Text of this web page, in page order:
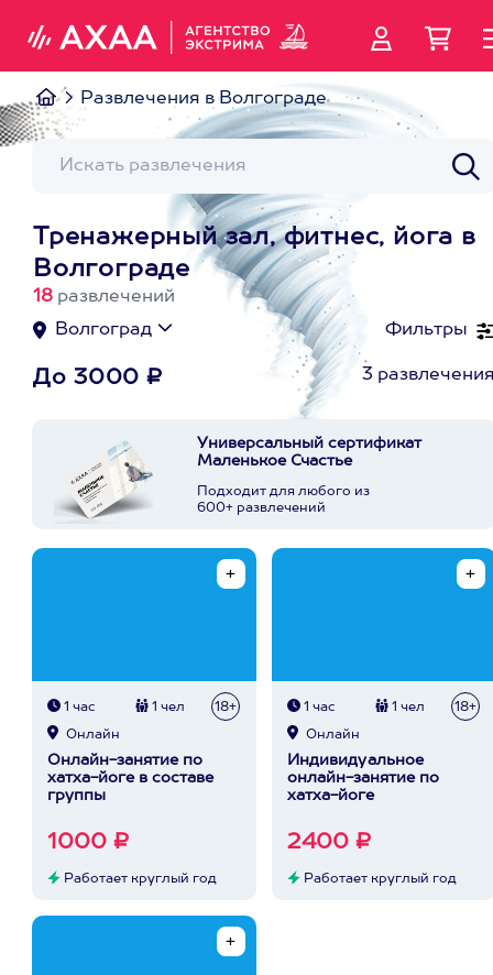
Развлечения в Волгограде
Тренажерный зал, фитнес, йога в
Волгограде
18 развлечений
Фильтры
Волгоград
До 3000 ₽ 3
Универсальный сертификат
Маленькое Счастье
Подходит для любого из
600+ развлечений
1 час 1 чел 18+
Онлайн
Онлайн-занятие по
хатха-йоге в составе
группы
1000 ₽
Работает круглый год
1 час 1 чел 18+
Онлайн
Индивидуальное
онлайн-занятие по
хатха-йоге
2400 ₽
Работает круглый год